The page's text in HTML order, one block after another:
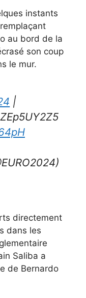
instants
au bord de la
son coup
le mur.
|
directement
dans les
Saliba a
de Bernardo